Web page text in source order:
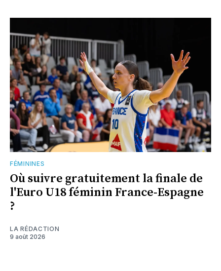
FÉMININES
Où suivre gratuitement la finale de
l'Euro U18 féminin France-Espagne
?
LA RÉDACTION
9 août 2026